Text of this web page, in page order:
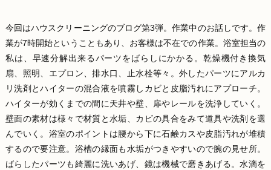
今回はハウスクリーニングのブログ第3弾。作業中のお話しです。作
業が7時開始ということもあり、お客様は不在での作業。浴室担当の
私は、早速分解出来るパーツをばらしにかかる。乾燥機付き換気
扇、照明、エプロン、排水口、止水栓等々。外したパーツにアルカ
リ洗剤とハイターの混合液を噴霧しカビと皮脂汚れにアプローチ。
ハイターが効くまでの間に天井や壁、扉やレールを洗浄していく。
壁面の素材は様々で材質と水垢、カビの具合をみて道具や洗剤を選
んでいく。浴室のポイントは腰から下に石鹸カスや皮脂汚れが堆積
するので要注意。浴槽の縁面も水垢がつきやすいので腕の見せ所。
ばらしたパーツも綺麗に洗いあげ、鏡は機械で磨きあげる。水滴を